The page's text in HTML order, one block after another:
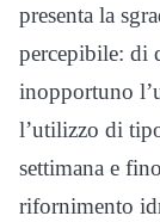
presenta la
percepibile: di
inopportuno
l’utilizzo di
settimana e
rifornimento